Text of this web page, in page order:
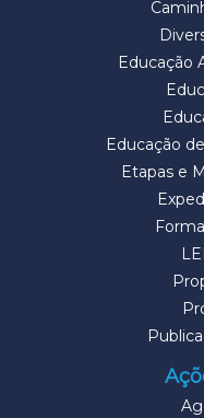
Educação
Educação
Etapas e